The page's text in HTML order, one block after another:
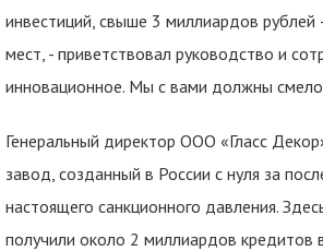
инвестиций, свыше 3 миллиардов
мест, - приветствовал руководство и
инновационное. Мы с вами должны
Генеральный директор ООО «Гласс
завод, созданный в России с нуля за
настоящего санкционного давления.
получили около 2 миллиардов кредитов